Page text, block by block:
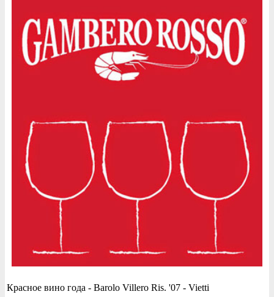
Красное вино года - Barolo Villero Ris. '07 - Vietti